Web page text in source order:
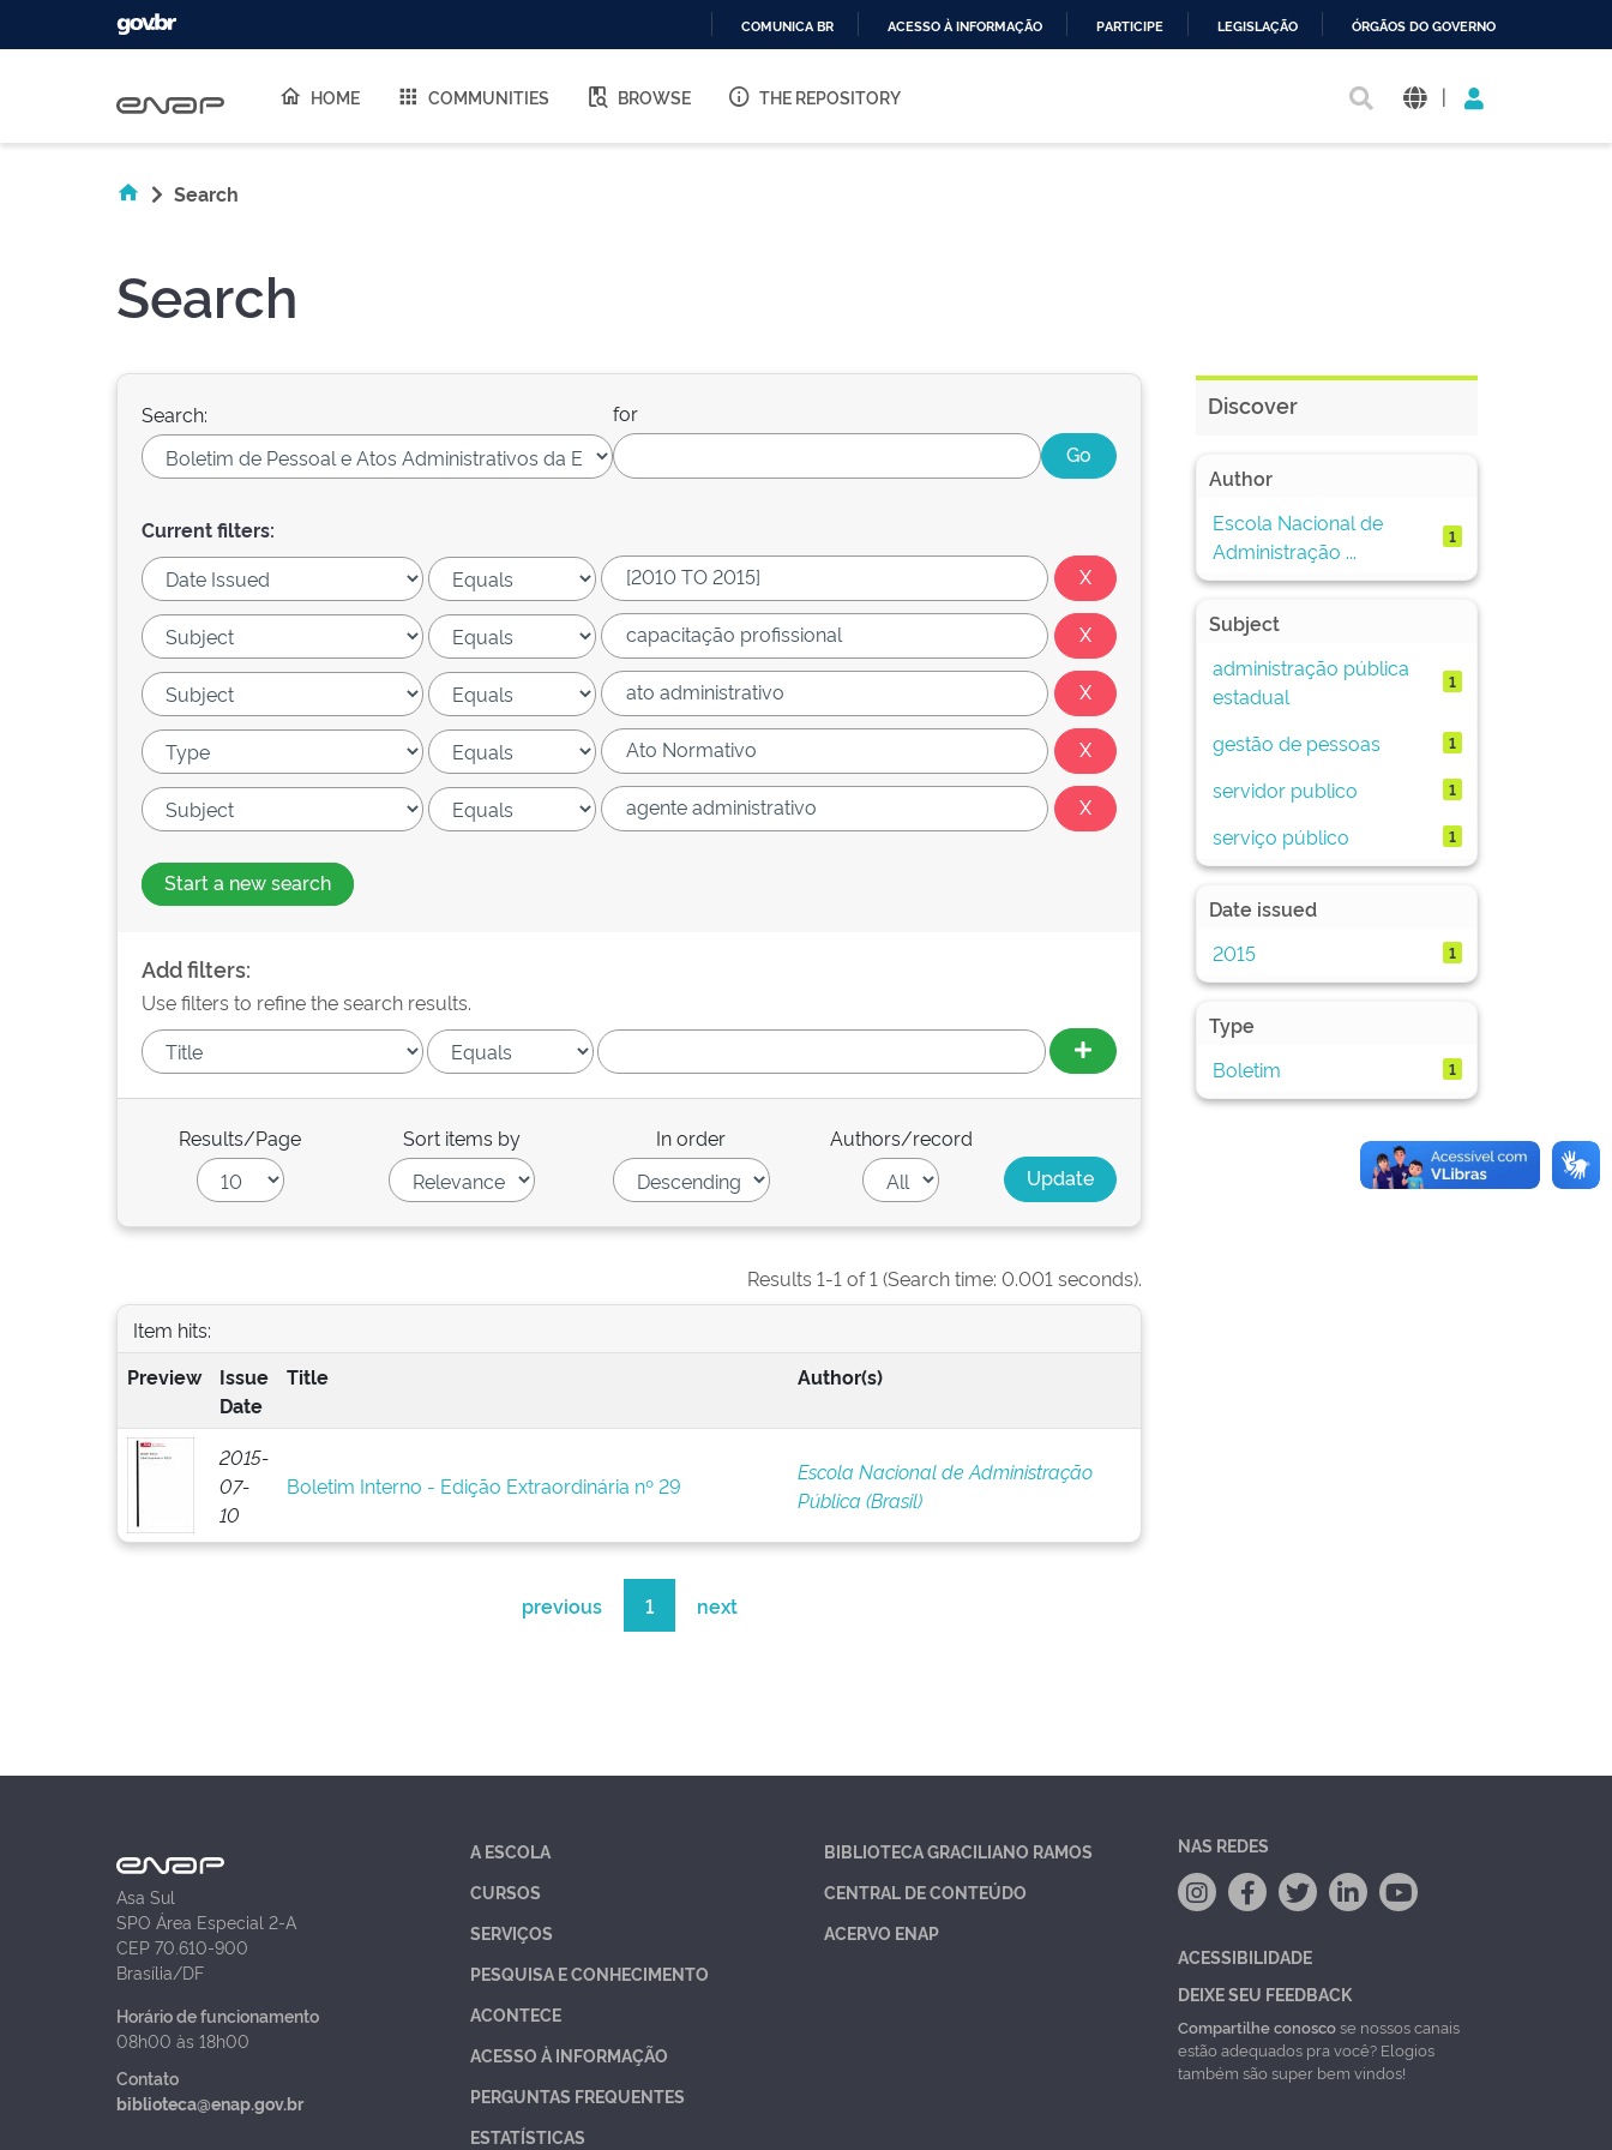
O
COMUNICA BR ACESSO À INFORMAÇÃO PARTICIPE LEGISLAÇÃO ÓRGÃOS DO GOVERNO
HOME COMMUNITIES BROWSE THE REPOSITORY |
Search
Search
Search: for
Current filters:
Start a new search
Add filters:
Use filters to refine the search results.
Results/Page Sort items by In order Authors/record
Results 1-1 of 1 (Search time: 0.001 seconds).
Item hits:
Preview
Issue
Date
Title Author(s)
2015-
07-
10
Boletim Interno - Edição Extraordinária nº 29
Escola Nacional de Administração
Pública (Brasil)
previous 1 next
Discover
Author
Escola Nacional de
Administração ...
1
Subject
administração pública
estadual
1
gestão de pessoas 1
servidor publico 1
serviço público 1
Date issued
2015
1
Type
Boletim
1
Asa Sul
SPO Área Especial 2-A
CEP 70.610-900
Brasília/DF
Horário de funcionamento
08h00 às 18h00
Contato
biblioteca@enap.gov.br
A ESCOLA
CURSOS
SERVIÇOS
PESQUISA E CONHECIMENTO
ACONTECE
ACESSO À INFORMAÇÃO
PERGUNTAS FREQUENTES
ESTATÍSTICAS
BIBLIOTECA GRACILIANO RAMOS
CENTRAL DE CONTEÚDO
ACERVO ENAP
NAS REDES
ACESSIBILIDADE
DEIXE SEU FEEDBACK
Compartilhe conoscose nossos canais
estão adequados pra você? Elogios
também são super bem vindos!